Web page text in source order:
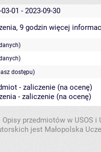
01 - 2023-09-30
9 godzin więcej
dostępu)
- zaliczenie (na ocenę)
- zaliczenie (na ocenę)
Opisy przedmiotów w USOS
jest Małopolska